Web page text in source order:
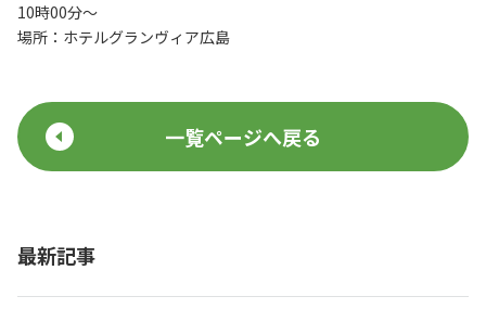
10時00分～
場所：ホテルグランヴィア広島
一覧ページへ戻る
最新記事